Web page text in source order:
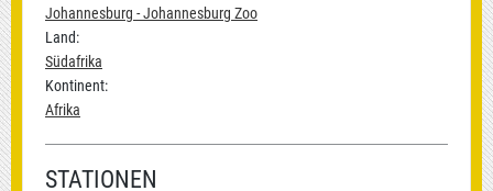
Johannesburg - Johannesburg Zoo
Land:
Südafrika
Kontinent:
Afrika
STATIONEN